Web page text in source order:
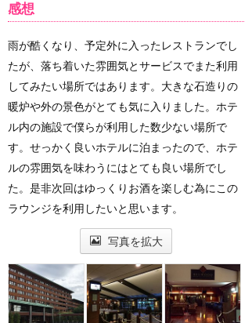
感想
雨が酷くなり、予定外に入ったレストランでし
たが、落ち着いた雰囲気とサービスでまた利用
してみたい場所ではあります。大きな石造りの
暖炉や外の景色がとても気に入りました。ホテ
ル内の施設で僕らが利用した数少ない場所で
す。せっかく良いホテルに泊まったので、ホテ
ルの雰囲気を味わうにはとても良い場所でし
た。是非次回はゆっくりお酒を楽しむ為にこの
ラウンジを利用したいと思います。
写真を拡大